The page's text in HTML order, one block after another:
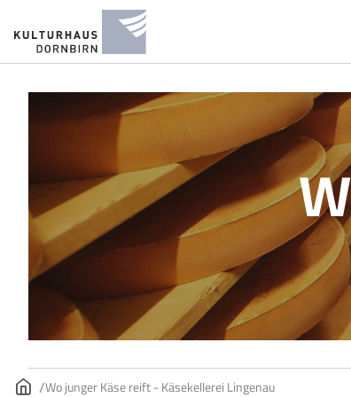
Wo junger Käse reift - Käsekellerei Lingenau